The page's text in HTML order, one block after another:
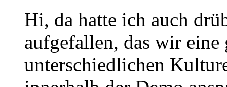
Hi, da hatte ich auch
aufgefallen, das wir eine
unterschiedlichen